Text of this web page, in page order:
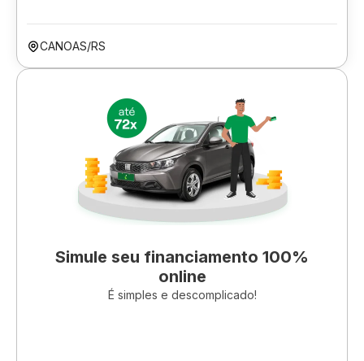
CANOAS/RS
Simule seu financiamento 100%
online
É simples e descomplicado!